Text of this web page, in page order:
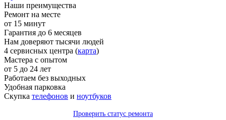
Наши преимущества
Ремонт на месте
от 15 минут
Гарантия до 6 месяцев
Нам доверяют тысячи людей
4 сервисных центра (карта)
Мастера с опытом
от 5 до 24 лет
Работаем без выходных
Удобная парковка
Скупка телефонов и ноутбуков
Проверить статус ремонта